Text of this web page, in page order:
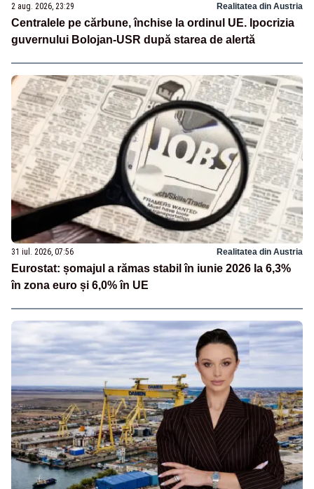
2 aug. 2026, 23:29 Realitatea din Austria
Centralele pe cărbune, închise la ordinul UE. Ipocrizia
guvernului Bolojan-USR după starea de alertă
31 iul. 2026, 07:56 Realitatea din Austria
Eurostat: șomajul a rămas stabil în iunie 2026 la 6,3%
în zona euro și 6,0% în UE